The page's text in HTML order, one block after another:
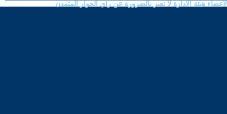
هيئة الادارة لا تعبر بالضرورة عن رأي الحوار المتمدن